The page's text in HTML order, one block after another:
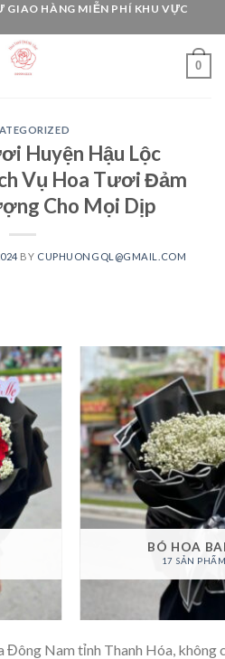
GIAO HÀNG MIỄN PHÍ KHU VỰC
0
Huyện Hậu Lộc
Vụ Hoa Tươi Đảm
Cho Mọi Dịp
BY CUPHUONGQL@GMAIL.COM
BÓ HOA
17 SẢN
Đông Nam tỉnh Thanh Hóa, không